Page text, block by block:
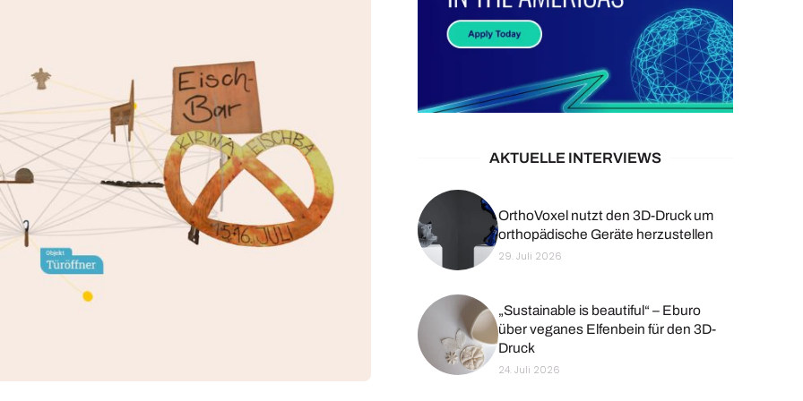
Interviews
Rankings
Videos
AKTUELLE INTERVIEWS
OrthoVoxel nutzt den 3D-Druck um
orthopädische Geräte herzustellen
29. Juli 2026
„Sustainable is beautiful“ – Eburo
über veganes Elfenbein für den 3D-
Druck
24. Juli 2026